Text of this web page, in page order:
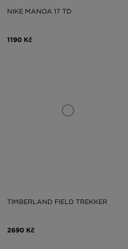
NIKE MANOA 17 TD
1190 Kč
TIMBERLAND FIELD TREKKER
2690 Kč